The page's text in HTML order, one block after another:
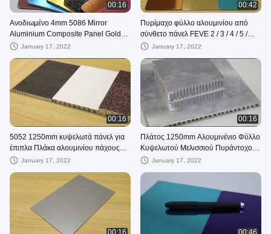
00:16
Ανοδιωμένο 4mm 5086 Mirror
Aluminium Composite Panel Gold
1570mm φύλλο
January 17, 2022
00:42
Πυρίμαχο φύλλο αλουμινίου από
σύνθετο πάνελ FEVE 2 / 3 / 4 / 5 /
6mmJanuary 17, 2022
00:16
5052 1250mm κυψελωτά πάνελ για
έπιπλα Πλάκα αλουμινίου πάχους
10mmJanuary 17, 2022
00:16
Πλάτος 1250mm Αλουμινένιο Φύλλο
Κυψελωτού Μελισσιού Πυράντοχο
Επίστρωμα PVDF
January 17, 2022
00:16 00:46